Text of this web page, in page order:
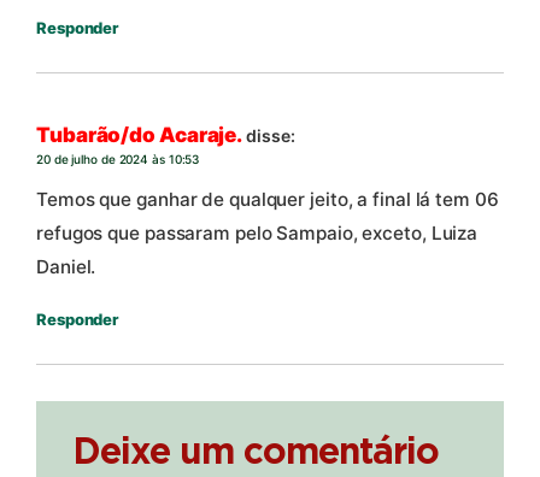
Responder
Tubarão/do Acaraje.disse:
20 de julho de 2024 às 10:53
Temos que ganhar de qualquer jeito, a final lá tem 06
refugos que passaram pelo Sampaio, exceto, Luiza
Daniel.
Responder
Deixe um comentário